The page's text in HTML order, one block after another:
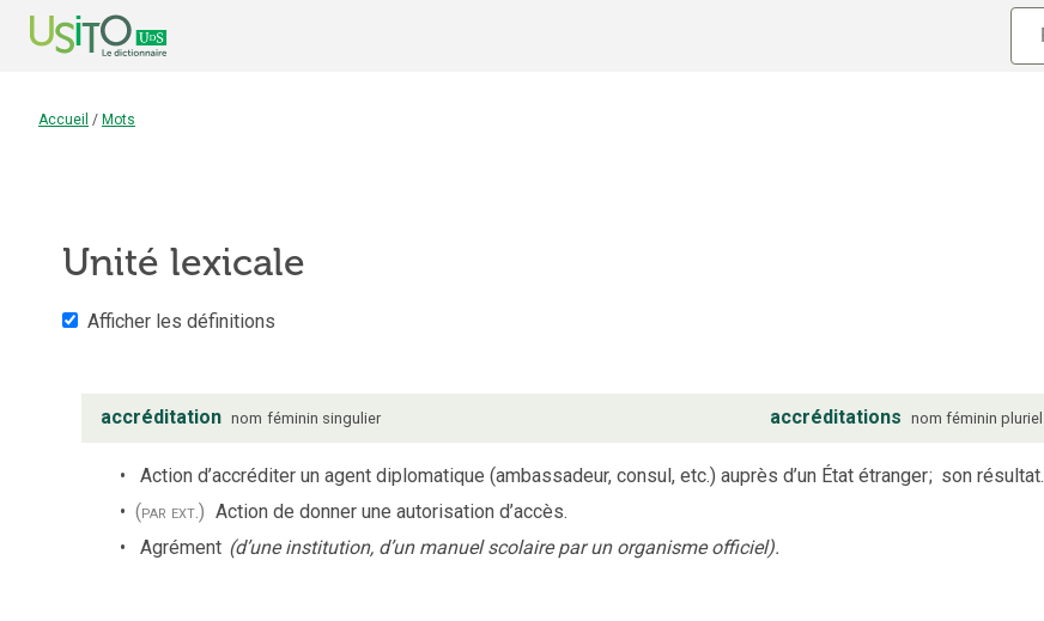
Accueil / Mots
Unité lexicale
Afficher les définitions
accréditation nom féminin singulier accréditations nom féminin pluriel
Action d’accréditer un agent diplomatique (ambassadeur, consul, etc.) auprès d’un État étranger; son résultat.
(par ext.) Action de donner une autorisation d’accès.
Agrément (d’une institution, d’un manuel scolaire par un organisme officiel).